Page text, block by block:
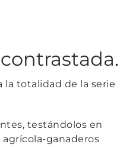
la totalidad de la serie
testándolos en
ganaderos